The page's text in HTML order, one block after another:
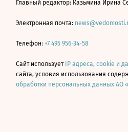
Главный редактор: Казьмина Ирина
Электронная почта:
Телефон: +7 495 956-34-58
Сайт использует IP адреса, cookie и
сайта, условия использования
обработки персональных данных АО